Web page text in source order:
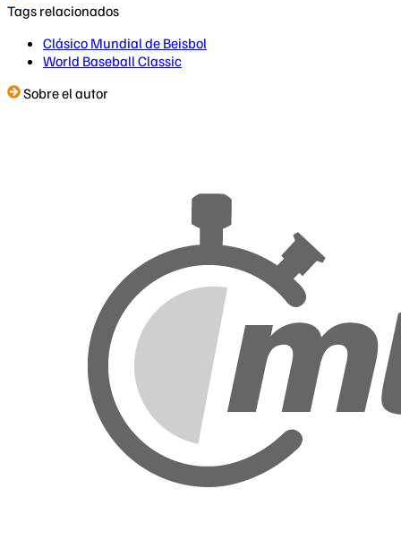
Tags relacionados
Clásico Mundial de Beisbol
World Baseball Classic
Sobre el autor